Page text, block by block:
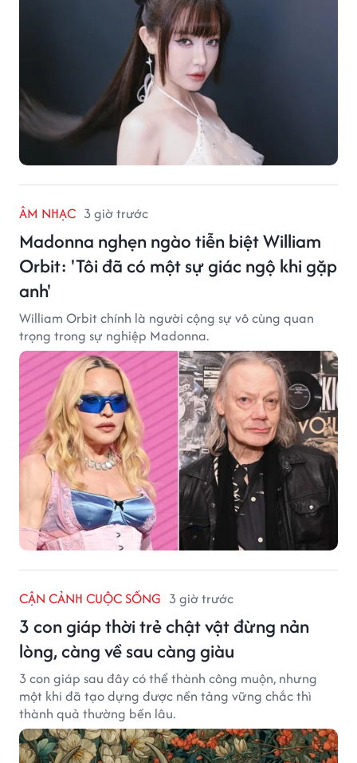
ÂM NHẠC 3 giờ trước
Madonna nghẹn ngào tiễn biệt William
Orbit: 'Tôi đã có một sự giác ngộ khi gặp
anh'
William Orbit chính là người cộng sự vô cùng quan
trọng trong sự nghiệp Madonna.
CẬN CẢNH CUỘC SỐNG 3 giờ trước
3 con giáp thời trẻ chật vật đừng nản
lòng, càng về sau càng giàu
3 con giáp sau đây có thể thành công muộn, nhưng
một khi đã tạo dựng được nền tảng vững chắc thì
thành quả thường bền lâu.